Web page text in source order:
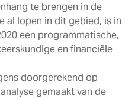
te brengen in de
al lopen in dit gebied, is in
een programmatische,
en financiële
doorgerekend op
gemaakt van de